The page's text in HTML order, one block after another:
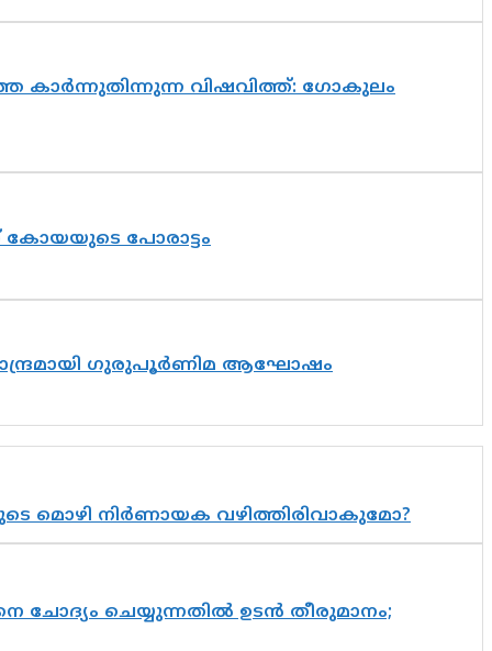
കാർന്നുതിന്നുന്ന വിഷവിത്ത്: ഗോകുലം
കോയയുടെ പോരാട്ടം
ഗുരുപൂർണിമ ആഘോഷം
മൊഴി നിർണായക വഴിത്തിരിവാകുമോ?
ചെയ്യുന്നതിൽ ഉടൻ തീരുമാനം;